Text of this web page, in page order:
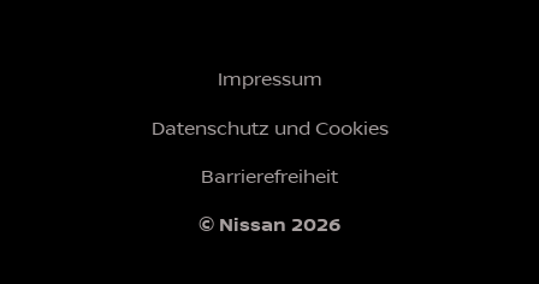
Impressum
Datenschutz und Cookies
Barrierefreiheit
© Nissan 2026